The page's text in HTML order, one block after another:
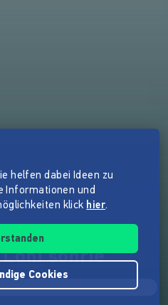
sonríe"
helfen dabei Ideen zu
Informationen und
klick hier.
Cookies